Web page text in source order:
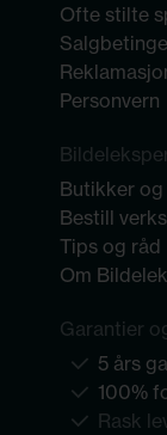
Ofte stilte
Personvern
Butikker
Bestill
Tips og råd
Om
Garantier
5 års
100%
Rask